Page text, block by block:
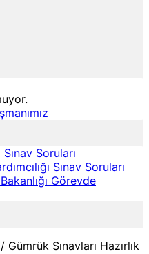
Soruları
Sınav Soruları
Görevde
/ Gümrük Sınavları Hazırlık